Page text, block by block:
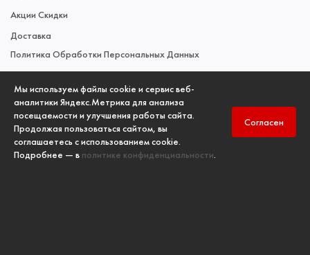
Мы используем файлы cookie и сервис веб-
аналитики Яндекс.Метрика для анализа
посещаемости и улучшения работы сайта.
Продолжая пользоваться сайтом, вы
соглашаетесь с использованием cookie.
Подробнее — в политике конфиденциальности.
Согласен
Акции Скидки
Доставка
Политика Обработки Персональных Данных
Новости
Новостной Блог